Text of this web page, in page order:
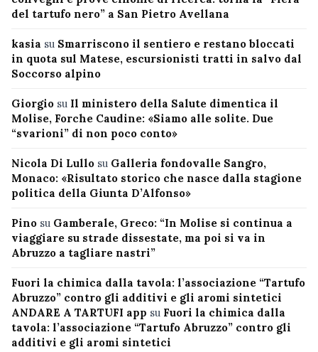
del tartufo nero” a San Pietro Avellana
kasia su Smarriscono il sentiero e restano bloccati
in quota sul Matese, escursionisti tratti in salvo dal
Soccorso alpino
Giorgio su Il ministero della Salute dimentica il
Molise, Forche Caudine: «Siamo alle solite. Due
“svarioni” di non poco conto»
Nicola Di Lullo su Galleria fondovalle Sangro,
Monaco: «Risultato storico che nasce dalla stagione
politica della Giunta D’Alfonso»
Pino su Gamberale, Greco: “In Molise si continua a
viaggiare su strade dissestate, ma poi si va in
Abruzzo a tagliare nastri”
Fuori la chimica dalla tavola: l’associazione “Tartufo
Abruzzo” contro gli additivi e gli aromi sintetici
ANDARE A TARTUFI app su Fuori la chimica dalla
tavola: l’associazione “Tartufo Abruzzo” contro gli
additivi e gli aromi sintetici